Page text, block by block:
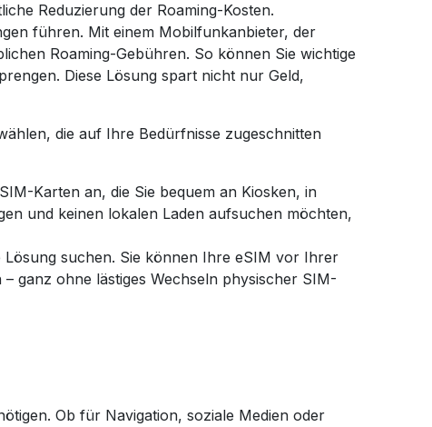
Reduzierung der Roaming-Kosten.
führen. Mit einem Mobilfunkanbieter, der
Roaming-Gebühren. So können Sie wichtige
Diese Lösung spart nicht nur Geld,
die auf Ihre Bedürfnisse zugeschnitten
Karten an, die Sie bequem an Kiosken, in
und keinen lokalen Laden aufsuchen möchten,
suchen. Sie können Ihre eSIM vor Ihrer
ganz ohne lästiges Wechseln physischer SIM-
Ob für Navigation, soziale Medien oder